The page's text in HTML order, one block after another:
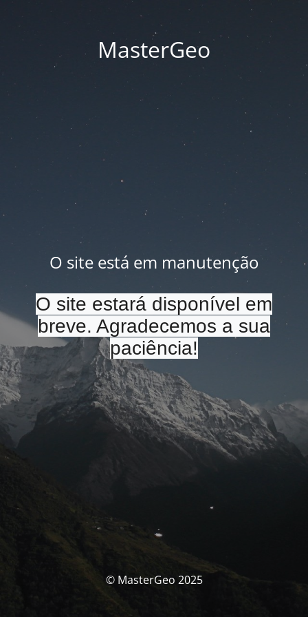
MasterGeo
O site está em manutenção
O site estará disponível em
breve. Agradecemos a sua
paciência!
© MasterGeo 2025